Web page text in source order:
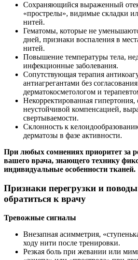
Сохраняющийся выраженный
«прострелы», видимые складки
нитей.
Гематомы, которые не
дней, признаки воспаления в
нитей.
Повышение температуры тела,
инфекционные заболевания.
Сопутствующая терапия
антиагрегантами без
дерматокосметологом и
Некорректированная гипертония,
неустойчивой компенсацией,
свертываемости.
Склонность к
дерматозы в фазе активности.
При любых сомнениях приоритет за
вашего врача, знающего технику
индивидуальные особенности тканей.
Признаки перегрузки и
обратиться к врачу
Тревожные сигналы
Внезапная асимметрия,
ходу нити после тренировки.
Резкая боль при жевании или